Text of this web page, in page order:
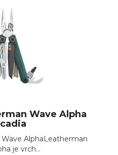
Wave Alpha
AlphaLeatherman
je vrch...